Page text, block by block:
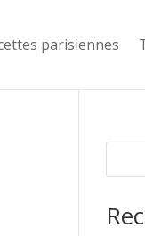
parisiennes